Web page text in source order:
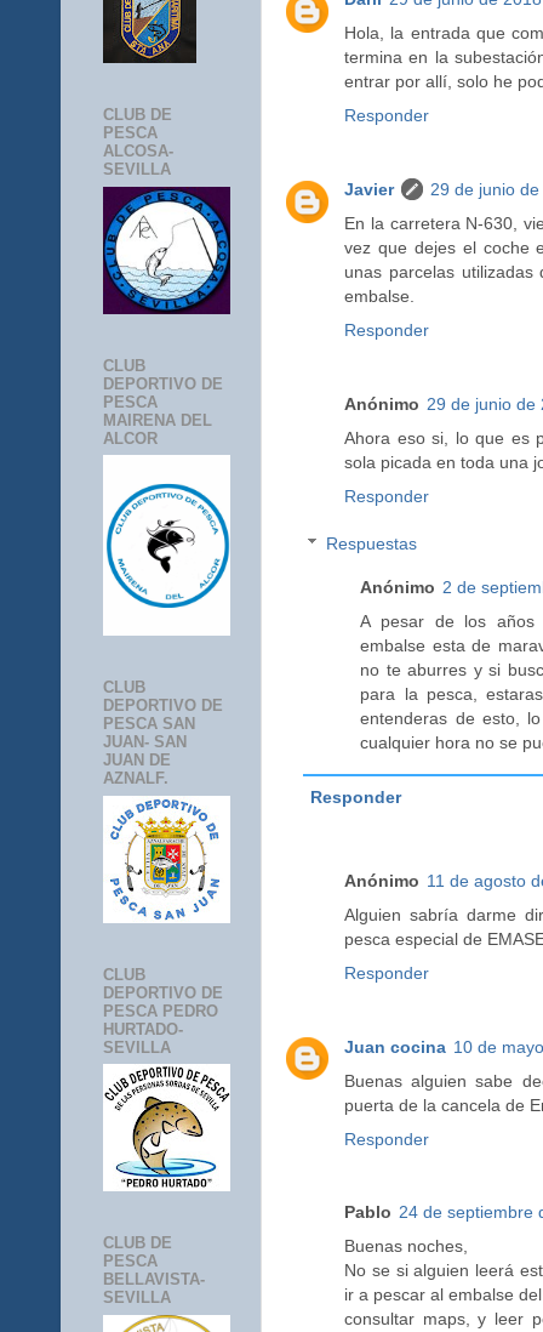
Hola, la entrada que
termina en la
entrar por allí, solo he
Responder
Javier
29 de junio
En la carretera N-630,
vez que dejes el coche
unas parcelas
embalse.
Responder
Anónimo 29 de junio de
Ahora eso si, lo que es
sola picada en toda una
Responder
Respuestas
Anónimo 2 de
A pesar de los años
embalse esta de
no te aburres y si
para la pesca,
entenderas de esto,
cualquier hora no se
Responder
Anónimo 11 de agosto
Alguien sabría darme
pesca especial de
Responder
Juan cocina 10 de
Buenas alguien sabe
puerta de la cancela de
Responder
Pablo 24 de septiembre
Buenas noches,
No se si alguien leerá
ir a pescar al embalse
consultar maps, y leer
CLUB DE
PESCA
ALCOSA-
SEVILLA
CLUB
DEPORTIVO DE
PESCA
MAIRENA DEL
ALCOR
CLUB
DEPORTIVO DE
PESCA SAN
JUAN- SAN
JUAN DE
AZNALF.
CLUB
DEPORTIVO DE
PESCA PEDRO
HURTADO-
SEVILLA
CLUB DE
PESCA
BELLAVISTA-
SEVILLA